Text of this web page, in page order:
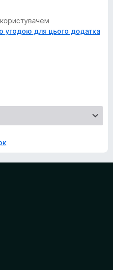
користувачем
угодою для цього додатка